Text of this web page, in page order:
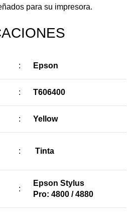
para su impresora.
: Epson
: T606400
: Yellow
: Tinta
:
Epson Stylus
Pro: 4800 / 4880